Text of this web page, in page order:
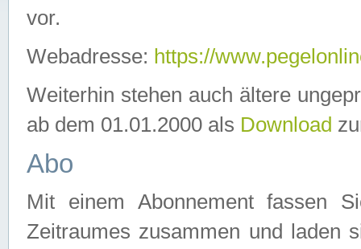
vor.
Webadresse: https://
Weiterhin stehen auch ältere
ab dem 01.01.2000 als Download
Abo
Mit einem Abonnement fassen
Zeitraumes zusammen und laden